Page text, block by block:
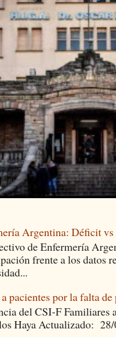
Argentina: Déficit
de Enfermería
frente a los datos
pacientes por la falta
del CSI-F Familiares
Haya Actualizado: